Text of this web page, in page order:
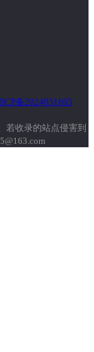
ICP备2024031605
若收录的站点侵害到